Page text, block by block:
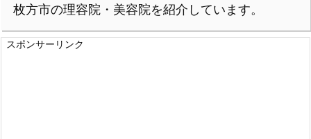
枚方市の理容院・美容院を紹介しています。
スポンサーリンク